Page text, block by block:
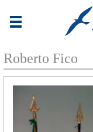
Novice
Goriška
Kultura
Šport
Roberto Fico